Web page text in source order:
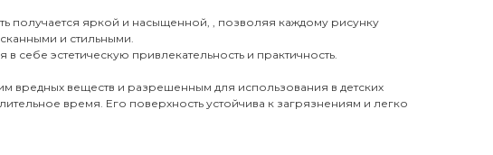
получается яркой и насыщенной, , позволяя каждому рисунку
и стильными.
эстетическую привлекательность и практичность.
веществ и разрешенным для использования в детских
время. Его поверхность устойчива к загрязнениям и легко